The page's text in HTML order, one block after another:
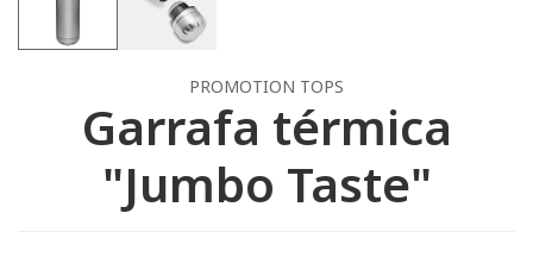
PROMOTION TOPS
Garrafa térmica
"Jumbo Taste"